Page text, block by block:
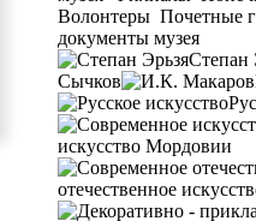
Волонтеры Почетные
документы музея
Степан
Сычков
искусство Мордовии
отечественное